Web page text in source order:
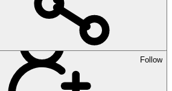
Follow
Bellevue Medical